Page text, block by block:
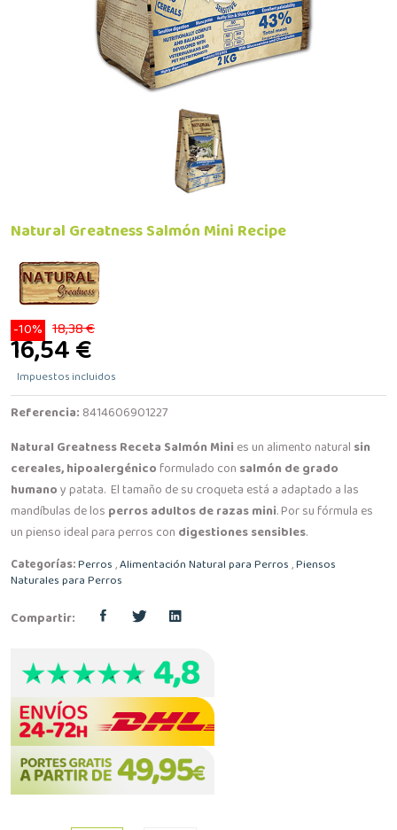
Natural Greatness Salmón Mini Recipe
-10% 18,38 €
16,54 €
Impuestos incluidos
Referencia: 8414606901227
Natural Greatness Receta Salmón Minies un alimento natural sin
cereales, hipoalergénicoformulado con salmón de grado
humanoy patata. El tamaño de su croqueta está a adaptado a las
mandíbulas de los perros adultos de razas mini. Por su fórmula es
un pienso ideal para perros con digestiones sensibles.
Categorías:Perros,Alimentación Natural para Perros,Piensos
Naturales para Perros
Compartir: